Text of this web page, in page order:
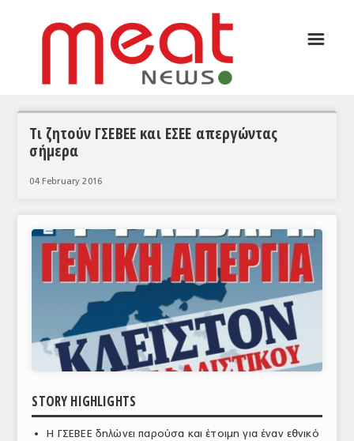
ΣΥΝΕΝΤΕΥΞΕΙΣ
ΘΕΜΑΤΑ
ΚΟΣΜΟΣ
ΕΙΔΗΣΕΙΣ
ΕΥΡΩΠΑΪΚΕΣ ΑΠΟΦΑΣΕΙΣ
ΘΕΜΑΤΑ
ΕΜΠΟΡΙΚΟΣ ΚΑΤΑΛΟΓΟΣ
☰
Τι ζητούν ΓΣΕΒΕΕ και ΕΣΕΕ απεργώντας
σήμερα
04 February 2016
STORY HIGHLIGHTS
H ΓΣΕΒΕΕ δηλώνει παρούσα και έτοιμη για έναν εθνικό